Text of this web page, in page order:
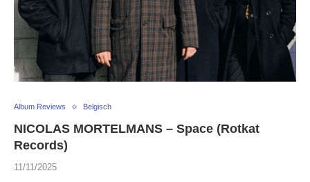
Album Reviews Belgisch
NICOLAS MORTELMANS – Space (Rotkat
Records)
11/11/2025